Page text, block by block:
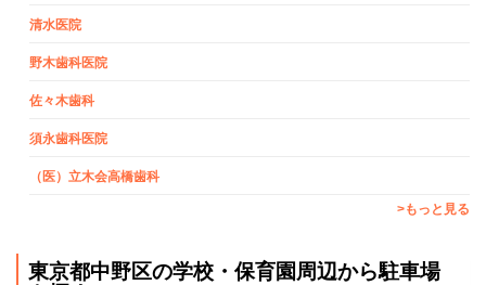
清水医院
野木歯科医院
佐々木歯科
須永歯科医院
（医）立木会高橋歯科
>もっと見る
東京都中野区の学校・保育園周辺から駐車場